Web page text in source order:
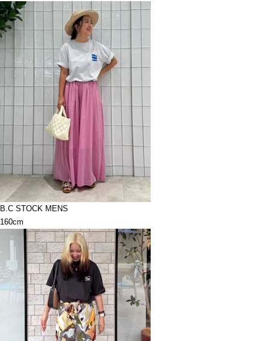
B.C STOCK MENS
160cm